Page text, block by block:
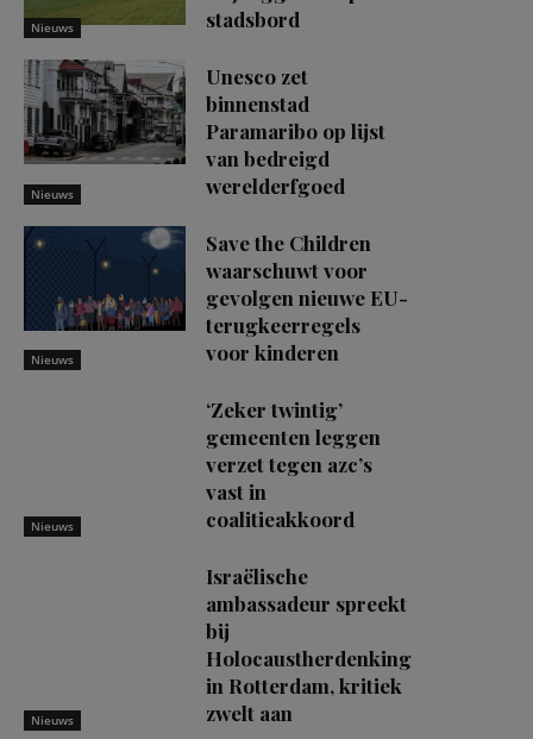
Nieuws
stadsbord
Nieuws
Unesco zet
binnenstad
Paramaribo op lijst
van bedreigd
werelderfgoed
Nieuws
Save the Children
waarschuwt voor
gevolgen nieuwe EU-
terugkeerregels
voor kinderen
Nieuws
‘Zeker twintig’
gemeenten leggen
verzet tegen azc’s
vast in
coalitieakkoord
Nieuws
Israëlische
ambassadeur spreekt
bij
Holocaustherdenking
in Rotterdam, kritiek
zwelt aan